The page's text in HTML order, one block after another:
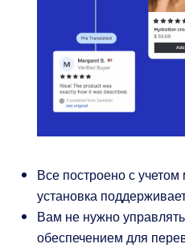
Все построено с
установка
Вам не нужно
обеспечением для